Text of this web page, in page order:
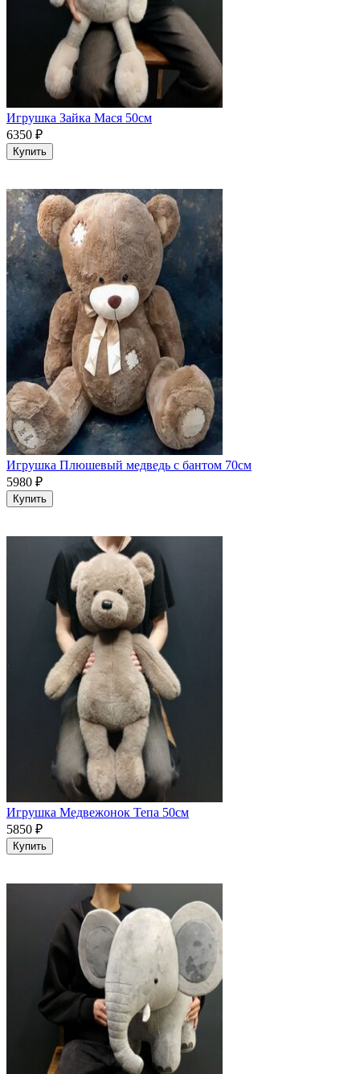
Игрушка Зайка Мася 50см
6350 ₽
Купить
Игрушка Плюшевый медведь с бантом 70см
5980 ₽
Купить
Игрушка Медвежонок Тепа 50см
5850 ₽
Купить